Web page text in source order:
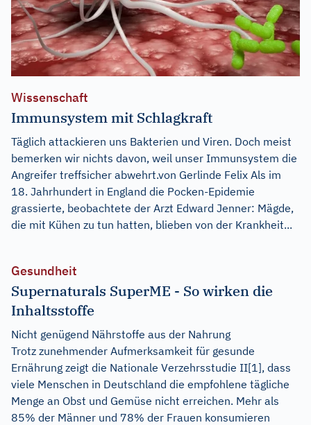
Wissenschaft
Immunsystem mit Schlagkraft
Täglich attackieren uns Bakterien und Viren. Doch meist
bemerken wir nichts davon, weil unser Immunsystem die
Angreifer treffsicher abwehrt.von Gerlinde Felix Als im
18. Jahrhundert in England die Pocken-Epidemie
grassierte, beobachtete der Arzt Edward Jenner: Mägde,
die mit Kühen zu tun hatten, blieben von der Krankheit...
Gesundheit
Supernaturals SuperME - So wirken die
Inhaltsstoffe
Nicht genügend Nährstoffe aus der Nahrung
Trotz zunehmender Aufmerksamkeit für gesunde
Ernährung zeigt die Nationale Verzehrsstudie II[1], dass
viele Menschen in Deutschland die empfohlene tägliche
Menge an Obst und Gemüse nicht erreichen. Mehr als
85% der Männer und 78% der Frauen konsumieren